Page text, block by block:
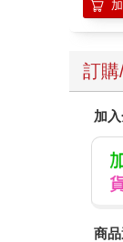
尿色
訂
加
商品